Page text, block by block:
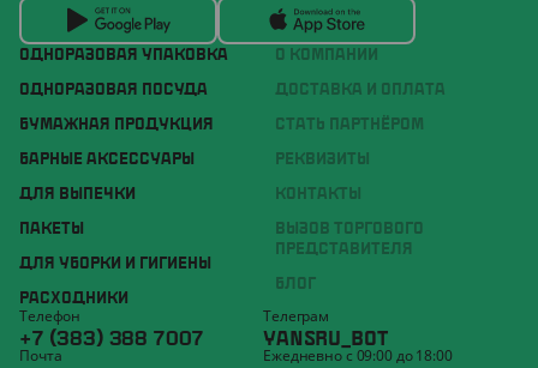
ОДНОРАЗОВАЯ УПАКОВКА
ОДНОРАЗОВАЯ ПОСУДА
БУМАЖНАЯ ПРОДУКЦИЯ
БАРНЫЕ АКСЕССУАРЫ
ДЛЯ ВЫПЕЧКИ
ПАКЕТЫ
ДЛЯ УБОРКИ И ГИГИЕНЫ
РАСХОДНИКИ
О КОМПАНИИ
ДОСТАВКА И ОПЛАТА
СТАТЬ ПАРТНЁРОМ
РЕКВИЗИТЫ
КОНТАКТЫ
ВЫЗОВ ТОРГОВОГО
ПРЕДСТАВИТЕЛЯ
БЛОГ
Телефон
+7 (383) 388 7007
Телеграм
YANSRU_BOT
Почта Ежедневно с 09:00 до 18:00